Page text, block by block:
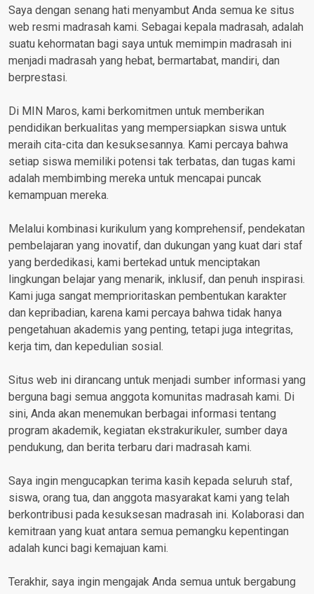
Saya dengan senang hati menyambut Anda semua ke situs
web resmi madrasah kami. Sebagai kepala madrasah, adalah
suatu kehormatan bagi saya untuk memimpin madrasah ini
menjadi madrasah yang hebat, bermartabat, mandiri, dan
berprestasi.
Di MIN Maros, kami berkomitmen untuk memberikan
pendidikan berkualitas yang mempersiapkan siswa untuk
meraih cita-cita dan kesuksesannya. Kami percaya bahwa
setiap siswa memiliki potensi tak terbatas, dan tugas kami
adalah membimbing mereka untuk mencapai puncak
kemampuan mereka.
Melalui kombinasi kurikulum yang komprehensif, pendekatan
pembelajaran yang inovatif, dan dukungan yang kuat dari staf
yang berdedikasi, kami bertekad untuk menciptakan
lingkungan belajar yang menarik, inklusif, dan penuh inspirasi.
Kami juga sangat memprioritaskan pembentukan karakter
dan kepribadian, karena kami percaya bahwa tidak hanya
pengetahuan akademis yang penting, tetapi juga integritas,
kerja tim, dan kepedulian sosial.
Situs web ini dirancang untuk menjadi sumber informasi yang
berguna bagi semua anggota komunitas madrasah kami. Di
sini, Anda akan menemukan berbagai informasi tentang
program akademik, kegiatan ekstrakurikuler, sumber daya
pendukung, dan berita terbaru dari madrasah kami.
Saya ingin mengucapkan terima kasih kepada seluruh staf,
siswa, orang tua, dan anggota masyarakat kami yang telah
berkontribusi pada kesuksesan madrasah ini. Kolaborasi dan
kemitraan yang kuat antara semua pemangku kepentingan
adalah kunci bagi kemajuan kami.
Terakhir, saya ingin mengajak Anda semua untuk bergabung